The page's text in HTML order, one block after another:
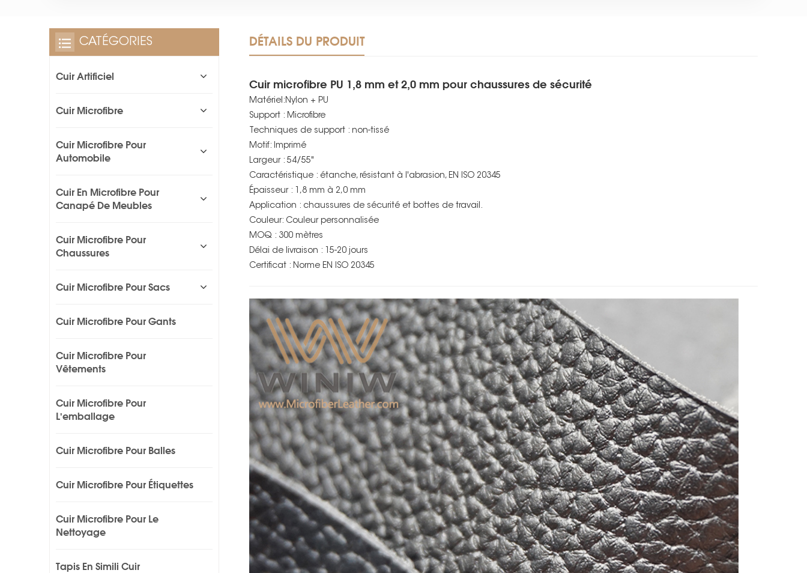
DÉTAILS DU PRODUIT
Cuir microfibre PU 1,8 mm et 2,0 mm pour chaussures de sécurité
Matériel:Nylon + PU
Support : Microfibre
Techniques de support : non-tissé
Motif: Imprimé
Largeur : 54/55"
Caractéristique : étanche, résistant à l'abrasion, EN ISO 20345
Épaisseur : 1,8 mm à 2,0 mm
Application : chaussures de sécurité et bottes de travail.
Couleur: Couleur personnalisée
MOQ : 300 mètres
Délai de livraison : 15-20 jours
Certificat : Norme EN ISO 20345
CATÉGORIES
Cuir Artificiel
Cuir Microfibre
Cuir Microfibre Pour
Automobile
Cuir En Microfibre Pour
Canapé De Meubles
Cuir Microfibre Pour
Chaussures
Cuir Microfibre Pour Sacs
Cuir Microfibre Pour Gants
Cuir Microfibre Pour
Vêtements
Cuir Microfibre Pour
L'emballage
Cuir Microfibre Pour Balles
Cuir Microfibre Pour Étiquettes
Cuir Microfibre Pour Le
Nettoyage
Tapis En Simili Cuir